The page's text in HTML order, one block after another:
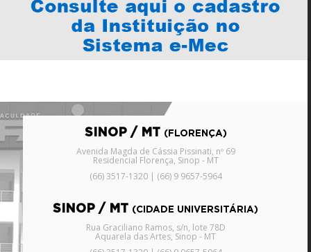
SINOP / MT (FLORENÇA)
Avenida Magda de Cássia Pissinati, nº 69
Residencial Florença, Sinop - MT
(66) 3517-1320 | (66) 9 9657-5964
SINOP / MT (CIDADE UNIVERSITÁRIA)
Rua Graciliano Ramos, s/n, lote 78D
Aquarela das Artes, Sinop - MT